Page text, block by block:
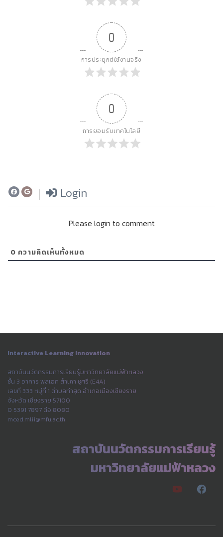
0
การประยุกต์ใช้งานจริง
0
การยอมรับเทคโนโลยี
Login
Please login to comment
0 ความคิดเห็นทั้งหมด
Interactive Learning Innovation
สถาบันนวัตกรรมการเรียนรู้มหาวิทยาลัยแม่ฟ้าหลวง
ชั้น 3 อาคาร พลเอก สำเภา ชูศรี (E4A)
เลขที่ 333 หมู่ที่ 1 ตำบลท่าสุด อำเภอเมืองเชียงราย
จังหวัด เชียงราย 57100
0 5391 7897 ต่อ 8080
mced.mlii@mfu.ac.th
สถาบันนวัตกรรมการเรียนรู้
มหาวิทยาลัยแม่ฟ้าหลวง